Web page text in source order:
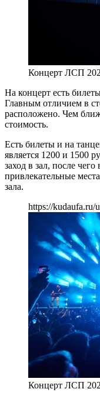
Концерт ЛСП
На концерт есть
Главным отличием в
расположено. Чем
стоимость.
Есть билеты и на
является 1200 и 1500
заход в зал, после
привлекательные
зала.
https://kudaufa.ru/
Концерт ЛСП